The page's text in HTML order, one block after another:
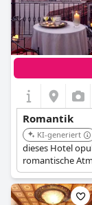
Romantik
KI-generiert
dieses Hotel
romantische
romantischen